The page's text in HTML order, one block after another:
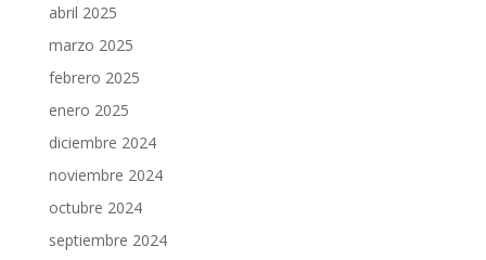
abril 2025
marzo 2025
febrero 2025
enero 2025
diciembre 2024
noviembre 2024
octubre 2024
septiembre 2024